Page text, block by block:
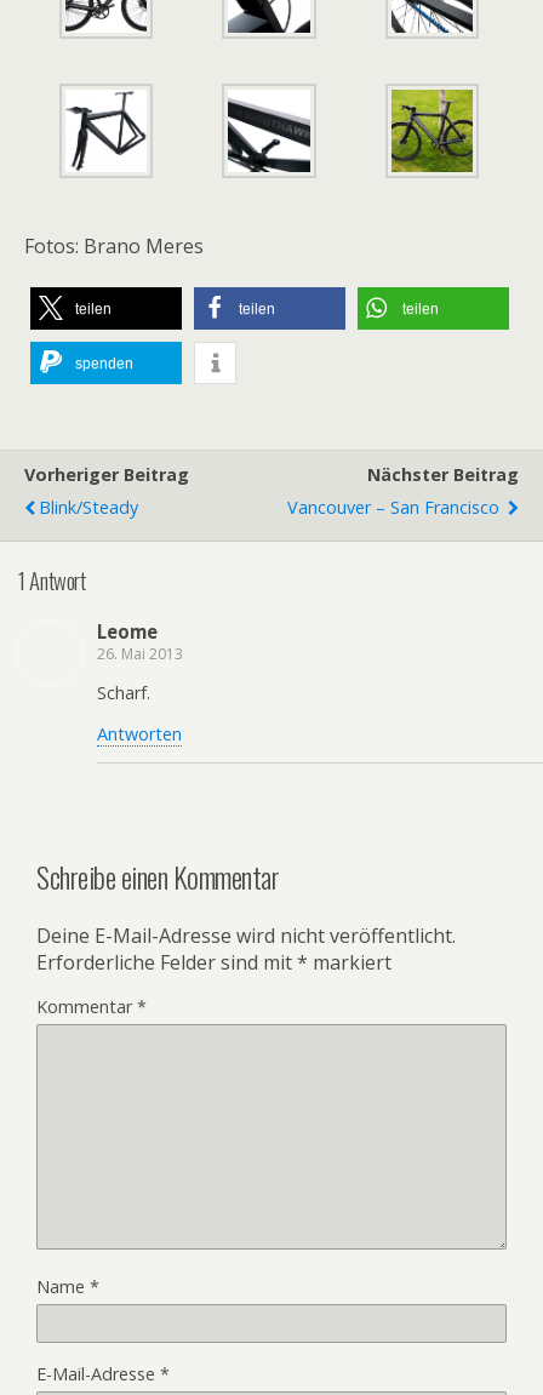
Fotos: Brano Meres
teilen teilen teilen
spenden
Vorheriger Beitrag
Blink/Steady
Nächster Beitrag
Vancouver – San Francisco
1 Antwort
Leome
26. Mai 2013
Scharf.
Antworten
Schreibe einen Kommentar
Deine E-Mail-Adresse wird nicht veröffentlicht.
Erforderliche Felder sind mit* markiert
Kommentar*
Name *
E-Mail-Adresse *